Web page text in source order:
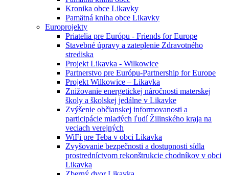
Kronika obce Likavky
Pamätná kniha obce Likavky
Europrojekty
Priatelia pre Európu - Friends for Europe
Stavebné úpravy a zateplenie Zdravotného
strediska
Projekt Likavka - Wilkowice
Partnerstvo pre Európu-Partnership for Europe
Projekt Wilkowice – Likavka
Znižovanie energetickej náročnosti materskej
školy a školskej jedálne v Likavke
Zvýšenie občianskej informovanosti a
participácie mladých ľudí Žilinského kraja na
veciach verejných
WiFi pre Teba v obci Likavka
Zvyšovanie bezpečnosti a dostupnosti sídla
prostredníctvom rekonštrukcie chodníkov v obci
Likavka